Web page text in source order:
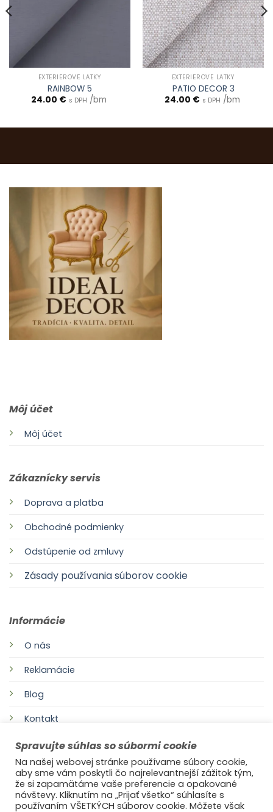
EXTERIÉROVÉ LÁTKY
RAINBOW 5
24.00 € s DPH /bm
EXTERIÉROVÉ LÁTKY
PATIO DECOR 3
24.00 € s DPH /bm
Môj účet
Môj účet
Zákaznícky servis
Doprava a platba
Obchodné podmienky
Odstúpenie od zmluvy
Zásady používania súborov cookie
Informácie
O nás
Reklamácie
Blog
Kontakt
Spravujte súhlas so súbormi cookie
Na našej webovej stránke používame súbory cookie,
aby sme vám poskytli čo najrelevantnejší zážitok tým,
že si zapamätáme vaše preferencie a opakované
návštevy. Kliknutím na „Prijať všetko“ súhlasíte s
používaním VŠETKÝCH súborov cookie. Môžete však